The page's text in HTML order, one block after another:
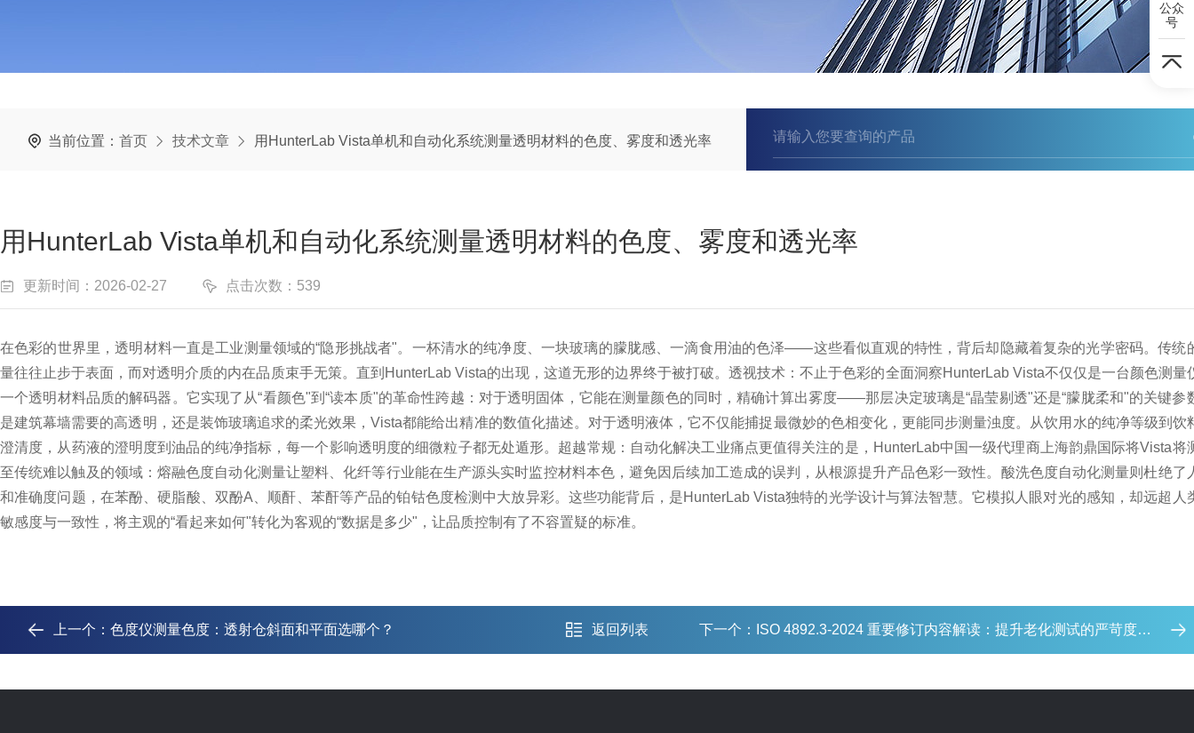
当前位置： 首页 技术文章 用HunterLab Vista单机和自动化系统测量透明材料的色度、雾度和透光率
用HunterLab Vista单机和自动化系统测量透明材料的色度、雾度和透光率
更新时间：2026-02-27 点击次数：539
在色彩的世界里，透明材料一直是工业测量领域的“隐形挑战者"。一杯清水的纯净度、一块玻璃的朦胧感、一滴食用油的色泽——这些看似直观的特性，背后却隐藏着复杂的光学密码。传统
量往往止步于表面，而对透明介质的内在品质束手无策。直到HunterLab Vista的出现，这道无形的边界终于被打破。透视技术：不止于色彩的全面洞察HunterLab Vista不仅仅是一台颜色测量
一个透明材料品质的解码器 。它实现了从“看颜色"到“读本质"的革命性跨越： 对于透明固体，它能在测量颜色的同时，精确计算出雾度——那层决定玻璃是“晶莹剔透"还是“朦胧柔和"的关键参
是建筑幕墙需要的高透明，还是装饰玻璃追求的柔光效果，Vista都能给出精准的数值化描述。 对于透明液体，它不仅能捕捉最微妙的色相变化，更能同步测量浊度。从饮用水的纯净等级到饮
澄清度，从药液的澄明度到油品的纯净指标，每一个影响透明度的细微粒子都无处遁形。 超越常规：自动化解决工业痛点更值得关注的是，HunterLab中国一级代理商上海韵鼎国际将Vista将
至传统难以触及的领域：熔融色度自动化测量让塑料、化纤等行业能在生产源头实时监控材料本色，避免因后续加工造成的误判，从根源提升产品色彩一致性。 酸洗色度自动化测量则杜绝了
和准确度问题，在苯酚、硬脂酸、双酚A、顺酐、苯酐等产品的铂钴色度检测中大放异彩。 这些功能背后，是HunterLab Vista独特的光学设计与算法智慧。它模拟人眼对光的感知，却远超人
敏感度与一致性，将主观的“看起来如何"转化为客观的“数据是多少"，让品质控制有了不容置疑的标准。
上一个： 色度仪测量色度：透射仓斜面和平面选哪个？ 返回列表 下一个： ISO 4892.3-2024 重要修订内容解读：提升老化测试的严苛度与真实性
公众
号